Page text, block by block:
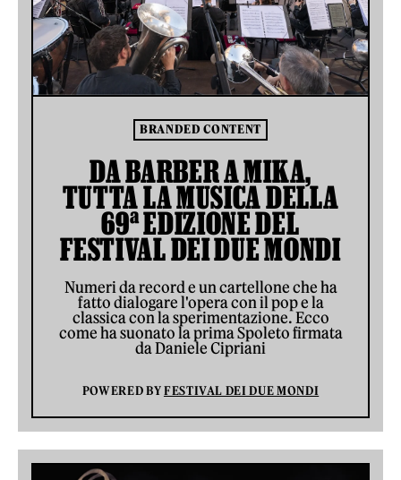
BRANDED CONTENT
DA BARBER A MIKA,
TUTTA LA MUSICA DELLA
69ª EDIZIONE DEL
FESTIVAL DEI DUE MONDI
Numeri da record e un cartellone che ha
fatto dialogare l'opera con il pop e la
classica con la sperimentazione. Ecco
come ha suonato la prima Spoleto firmata
da Daniele Cipriani
POWERED BYFESTIVAL DEI DUE MONDI